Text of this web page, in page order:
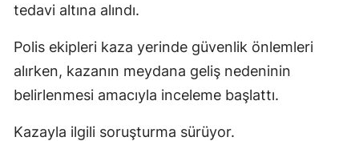
tedavi altına alındı.
Polis ekipleri kaza yerinde güvenlik önlemleri
alırken, kazanın meydana geliş nedeninin
belirlenmesi amacıyla inceleme başlattı.
Kazayla ilgili soruşturma sürüyor.